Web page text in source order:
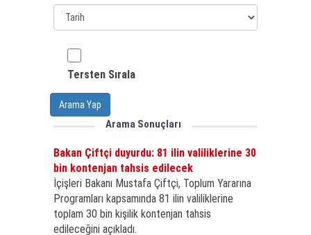
Tersten Sırala
Arama Yap
Arama Sonuçları
Bakan Çiftçi duyurdu: 81 ilin valiliklerine 30
bin kontenjan tahsis edilecek
İçişleri Bakanı Mustafa Çiftçi, Toplum Yararına
Programları kapsamında 81 ilin valiliklerine
toplam 30 bin kişilik kontenjan tahsis
edileceğini açıkladı.